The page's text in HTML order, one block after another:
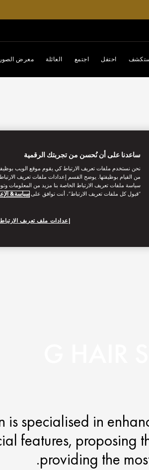
احتفل اجتمع العائلة معرض الصور
is specialised in
features, proposing
providing the
ساعدنا على أن نُحسن من تجربتك الرقمية
نحن نستخدم ملفات تعريف الارتباط كي يقوم موقع الويب
من القيام بوظيفتها. يوضح القسم إعدادات ملفات تعريف
سياسة ملفات تعريف الارتباط الخاصة بنا مزيد من المعلومات
“قبول كل ملفات تعريف الارتباط”، أنت توافق على سياسة&
إعدادات ملف تعريف الارتباط